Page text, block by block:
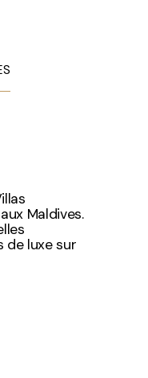
Maldives.
de luxe sur